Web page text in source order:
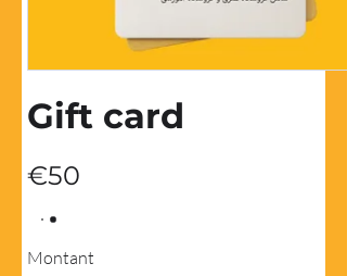
Gift card
€50
Montant